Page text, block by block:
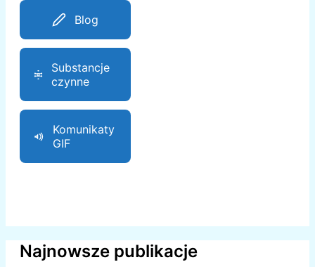
Blog
Substancje
czynne
Komunikaty
GIF
Najnowsze publikacje